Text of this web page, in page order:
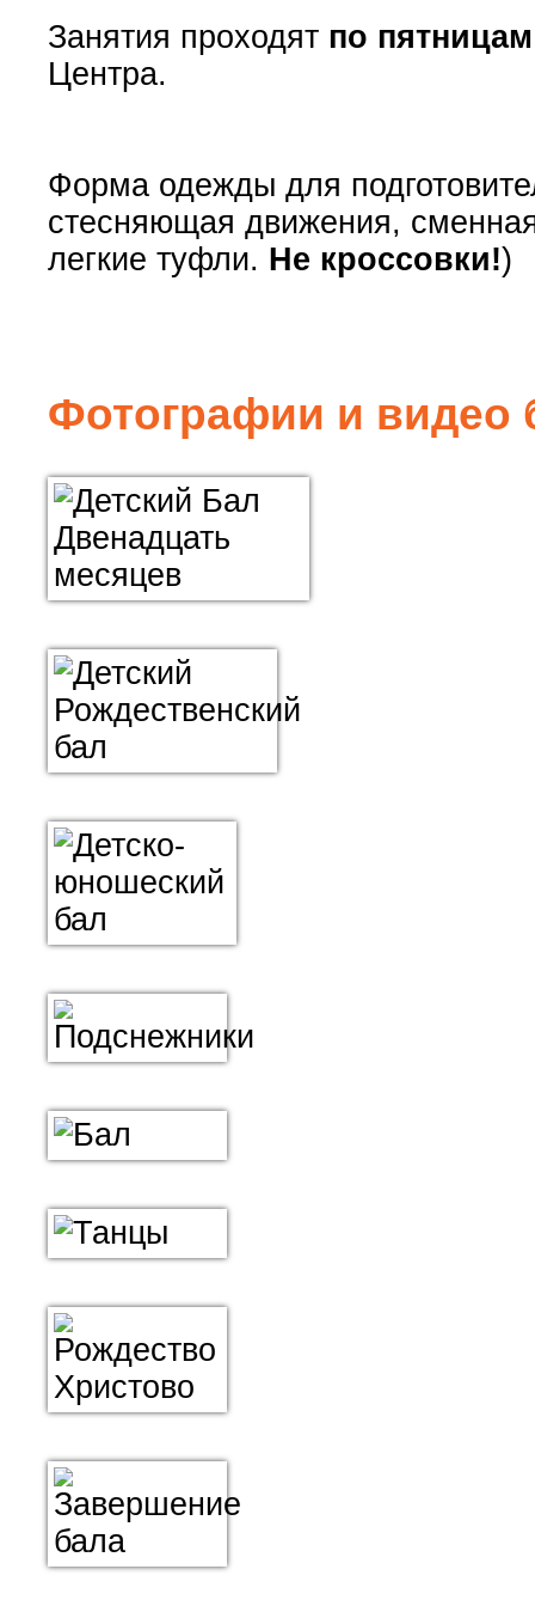
Занятия проходят по
Центра.
Форма одежды для
стесняющая движения,
легкие туфли. Не кроссовки!)
Фотографии и видео